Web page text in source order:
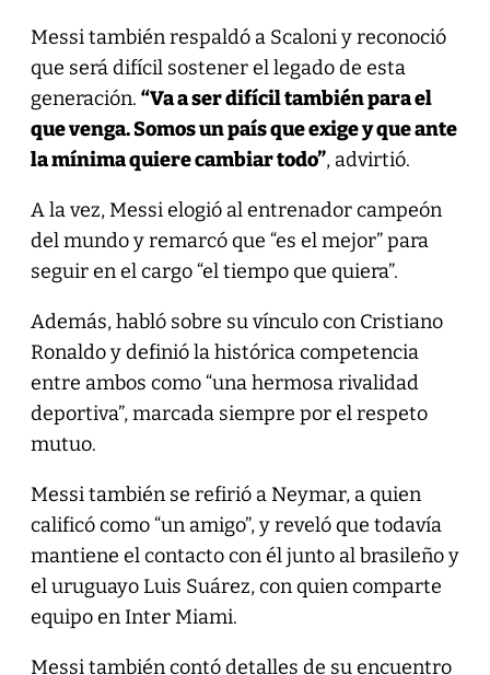
Messi también respaldó a Scaloni y reconoció
que será difícil sostener el legado de esta
generación. “Va a ser difícil también para el
que venga. Somos un país que exige y que ante
la mínima quiere cambiar todo”, advirtió.
A la vez, Messi elogió al entrenador campeón
del mundo y remarcó que “es el mejor” para
seguir en el cargo “el tiempo que quiera”.
Además, habló sobre su vínculo con Cristiano
Ronaldo y definió la histórica competencia
entre ambos como “una hermosa rivalidad
deportiva”, marcada siempre por el respeto
mutuo.
Messi también se refirió a Neymar, a quien
calificó como “un amigo”, y reveló que todavía
mantiene el contacto con él junto al brasileño y
el uruguayo Luis Suárez, con quien comparte
equipo en Inter Miami.
Messi también contó detalles de su encuentro